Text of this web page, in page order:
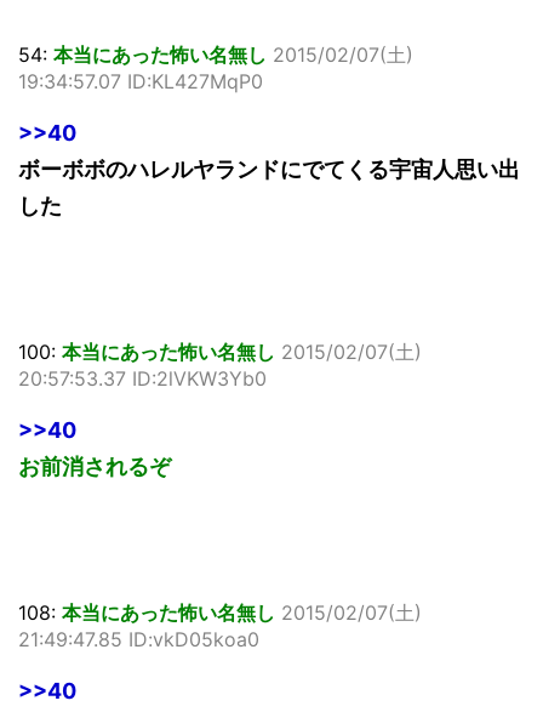
54: 本当にあった怖い名無し 2015/02/07(土)
19:34:57.07 ID:KL427MqP0
>>40
ボーボボのハレルヤランドにでてくる宇宙人思い出
した
100: 本当にあった怖い名無し 2015/02/07(土)
20:57:53.37 ID:2lVKW3Yb0
>>40
お前消されるぞ
108: 本当にあった怖い名無し 2015/02/07(土)
21:49:47.85 ID:vkD05koa0
>>40